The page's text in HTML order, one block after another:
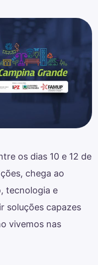
os dias 10 e 12 de
chega ao
tecnologia e
soluções capazes
vivemos nas